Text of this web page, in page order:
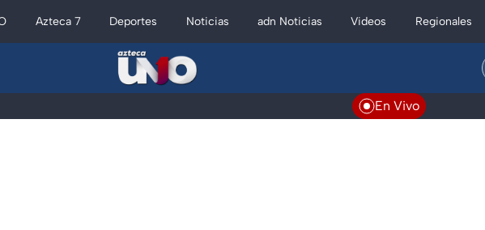
Azteca 7 Deportes Noticias adn Noticias Videos Regionales
En Vivo